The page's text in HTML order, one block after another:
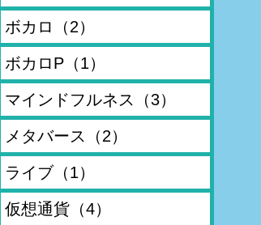
ボカロ （2）
ボカロP（1）
マインドフルネス （3）
メタバース （2）
ライブ（1）
仮想通貨（4）